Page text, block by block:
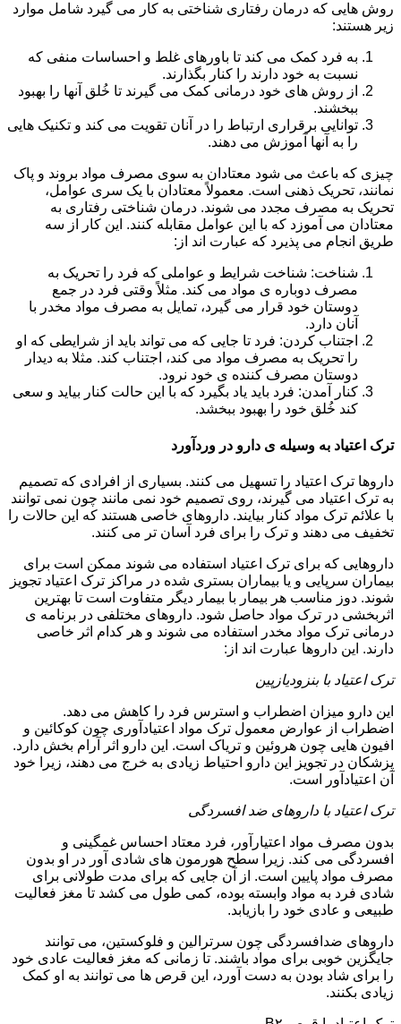
روش هایی که درمان رفتاری شناختی به کار می گیرد شامل موارد
زیر هستند:
به فرد کمک می کند تا باورهای غلط و احساسات منفی که
نسبت به خود دارند را کنار بگذارند.
از روش های خود درمانی کمک می گیرند تا خُلق آنها را بهبود
ببخشند.
توانایی برقراری ارتباط را در آنان تقویت می کند و تکنیک هایی
را به آنها آموزش می دهند.
چیزی که باعث می شود معتادان به سوی مصرف مواد بروند و پاک
نمانند، تحریک ذهنی است. معمولاً معتادان با یک سری عوامل،
تحریک به مصرف مجدد می شوند. درمان شناختی رفتاری به
معتادان می آموزد که با این عوامل مقابله کنند. این کار از سه
طریق انجام می پذیرد که عبارت اند از:
شناخت: شناخت شرایط و عواملی که فرد را تحریک به
مصرف دوباره ی مواد می کند. مثلاً وقتی فرد در جمع
دوستان خود قرار می گیرد، تمایل به مصرف مواد مخدر با
آنان دارد.
اجتناب کردن: فرد تا جایی که می تواند باید از شرایطی که او
را تحریک به مصرف مواد می کند، اجتناب کند. مثلا به دیدار
دوستان مصرف کننده ی خود نرود.
کنار آمدن: فرد باید یاد بگیرد که با این حالت کنار بیاید و سعی
کند خُلق خود را بهبود ببخشد.
ترک اعتیاد به وسیله ی دارو در وردآورد
داروها ترک اعتیاد را تسهیل می کنند. بسیاری از افرادی که تصمیم
به ترک اعتیاد می گیرند، روی تصمیم خود نمی مانند چون نمی توانند
با علائم ترک مواد کنار بیایند. داروهای خاصی هستند که این حالات را
تخفیف می دهند و ترک را برای فرد آسان تر می کنند.
داروهایی که برای ترک اعتیاد استفاده می شوند ممکن است برای
بیماران سرپایی و یا بیماران بستری شده در مراکز ترک اعتیاد تجویز
شوند. دوز مناسب هر بیمار با بیمار دیگر متفاوت است تا بهترین
اثربخشی در ترک مواد حاصل شود. داروهای مختلفی در برنامه ی
درمانی ترک مواد مخدر استفاده می شوند و هر کدام اثر خاصی
دارند. این داروها عبارت اند از:
ترک اعتیاد با بنزودیازپین
این دارو میزان اضطراب و استرس فرد را کاهش می دهد.
اضطراب از عوارض معمول ترک مواد اعتیادآوری چون کوکائین و
افیون هایی چون هروئین و تریاک است. این دارو اثر آرام بخش دارد.
پزشکان در تجویز این دارو احتیاط زیادی به خرج می دهند، زیرا خود
آن اعتیادآور است.
ترک اعتیاد با داروهای ضد افسردگی
بدون مصرف مواد اعتیارآور، فرد معتاد احساس غمگینی و
افسردگی می کند. زیرا سطح هورمون های شادی آور در او بدون
مصرف مواد پایین است. از آن جایی که برای مدت طولانی برای
شادی فرد به مواد وابسته بوده، کمی طول می کشد تا مغز فعالیت
طبیعی و عادی خود را بازیابد.
داروهای ضدافسردگی چون سرترالین و فلوکستین، می توانند
جایگزین خوبی برای مواد باشند. تا زمانی که مغز فعالیت عادی خود
را برای شاد بودن به دست آورد، این قرص ها می توانند به او کمک
زیادی بکنند.